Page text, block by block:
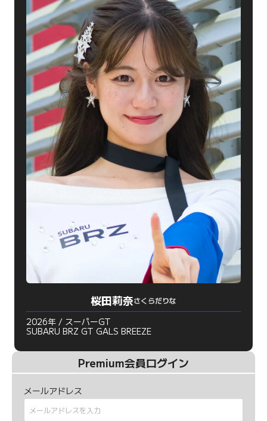
桜田莉奈さくらだりな
2026年 / スーパーGT
SUBARU BRZ GT GALS BREEZE
Premium会員ログイン
メールアドレス